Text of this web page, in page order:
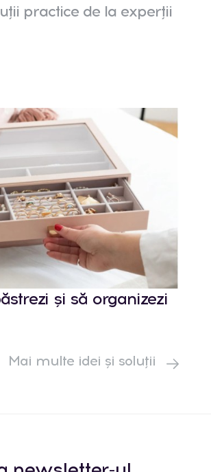
practice de la experții
și să organizezi
Mai multe idei și soluții